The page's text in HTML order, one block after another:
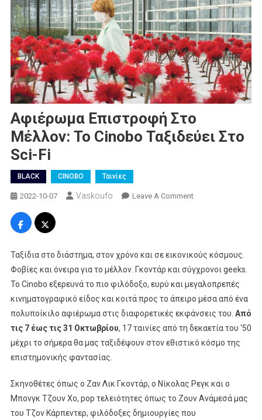
Αφιέρωμα Επιστροφή Στο
Μέλλον: Το Cinobo Ταξιδεύει Στο
Sci-Fi
BLACK CINOBO Ταινίες
2022-10-07 Vaskoufo Leave A CommentOn
Μέλλον:
Cinobo
Ταξιδεύει
Στο
Sci-
Fi
Ταξίδια στο διάστημα, στον χρόνο και σε εικονικούς κόσμους.
Φοβίες και όνειρα για το μέλλον. Γκοντάρ και σύγχρονοι geeks.
Το Cinobo εξερευνά το πιο φιλόδοξο, ευρύ και μεγαλοπρεπές
κινηματογραφικό είδος και κοιτά προς το άπειρο μέσα από ένα
πολυποίκιλο αφιέρωμα στις διαφορετικές εκφάνσεις του. Από
τις 7 έως τις 31 Οκτωβρίου, 17 ταινίες από τη δεκαετία του ‘50
μέχρι το σήμερα θα μας ταξιδέψουν στον εθιστικό κόσμο της
επιστημονικής φαντασίας.
Σκηνοθέτες όπως ο Ζαν Λικ Γκοντάρ, ο Νίκολας Ρεγκ και ο
Μπονγκ Τζουν Χο, pop τελειότητες όπως το Ζουν Ανάμεσά μας
του Τζον Κάρπεντερ, φιλόδοξες δημιουργίες που